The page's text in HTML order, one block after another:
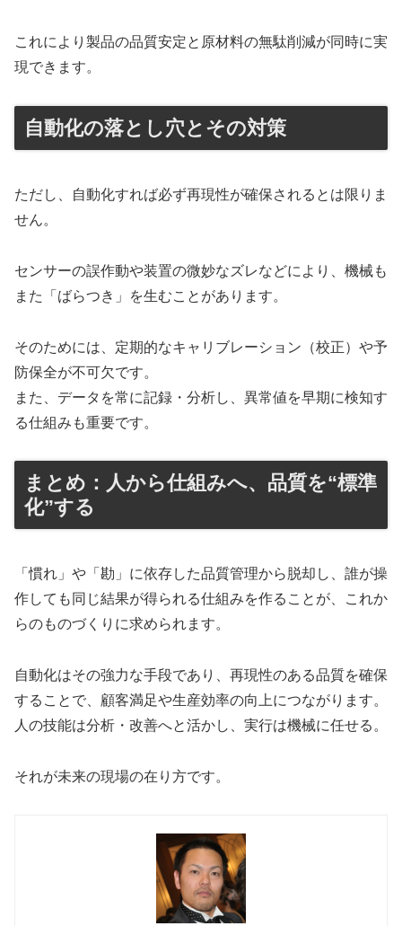
これにより製品の品質安定と原材料の無駄削減が同時に実
現できます。
自動化の落とし穴とその対策
ただし、自動化すれば必ず再現性が確保されるとは限りま
せん。
センサーの誤作動や装置の微妙なズレなどにより、機械も
また「ばらつき」を生むことがあります。
そのためには、定期的なキャリブレーション（校正）や予
防保全が不可欠です。
また、データを常に記録・分析し、異常値を早期に検知す
る仕組みも重要です。
まとめ：人から仕組みへ、品質を“標準
化”する
「慣れ」や「勘」に依存した品質管理から脱却し、誰が操
作しても同じ結果が得られる仕組みを作ることが、これか
らのものづくりに求められます。
自動化はその強力な手段であり、再現性のある品質を確保
することで、顧客満足や生産効率の向上につながります。
人の技能は分析・改善へと活かし、実行は機械に任せる。
それが未来の現場の在り方です。